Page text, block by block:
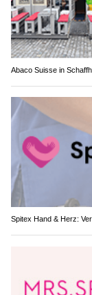
Abaco Suisse in
Spitex Hand & Herz: